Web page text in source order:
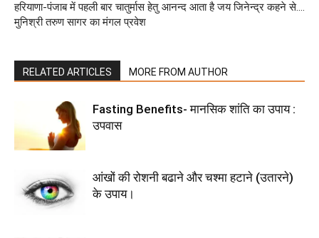
हरियाणा-पंजाब में पहली बार चातुर्मास हेतु
मुनिश्री तरुण सागर का मंगल प्रवेश
आनन्द आता है जय जिनेन्द्र कहने से….
RELATED ARTICLES MORE FROM AUTHOR
Fasting Benefits- मानसिक शांति का उपाय :
उपवास
आंखों की रोशनी बढाने और चश्मा हटाने (उतारने)
के उपाय।